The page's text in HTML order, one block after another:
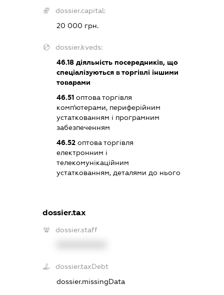
dossier.capital:
20 000 грн.
dossier.kveds:
46.18 діяльність посередників, що
спеціалізуються в торгівлі іншими
товарами
46.51 оптова торгівля
комп'ютерами, периферійним
устаткованням і програмним
забезпеченням
46.52 оптова торгівля
електронним і
телекомунікаційним
устаткованням, деталями до нього
dossier.tax
dossier.staff
dossier.taxDebt
dossier.missingData